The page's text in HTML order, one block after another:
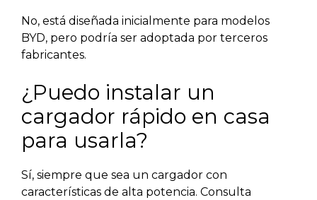
No, está diseñada inicialmente para modelos
BYD, pero podría ser adoptada por terceros
fabricantes.
¿Puedo instalar un
cargador rápido en casa
para usarla?
Sí, siempre que sea un cargador con
características de alta potencia. Consulta